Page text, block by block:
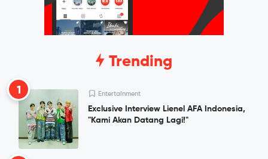
Trending
1 Entertainment
Exclusive Interview Lienel AFA Indonesia,
"Kami Akan Datang Lagi!"